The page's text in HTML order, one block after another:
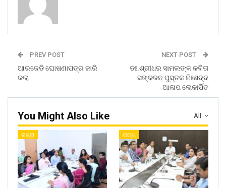
PREV POST
ଆରଜେଡି ଘୋଷଣାପତ୍ର ଜାରି
କଲା
NEXT POST
ଡଃ.ଶ୍ରୀଧର ସାମଲଙ୍କ କବିତା
ସଙ୍କଳନ ପୁସ୍ତକ ନିଃଶଦ୍ଦ
ଆଳାପ ଲୋକାର୍ପିତ
All
You Might Also Like
ରାଜ୍ୟ ରାଜ୍ୟ